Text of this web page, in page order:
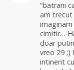
“batrani
am trecut
imaginam
cimitir…
doar
vreo 29
intinerit